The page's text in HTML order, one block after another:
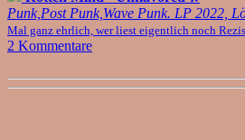
Punk,Post Punk,Wave Punk. LP 2022,
Mal ganz ehrlich, wer liest eigentlich noch
2 Kommentare